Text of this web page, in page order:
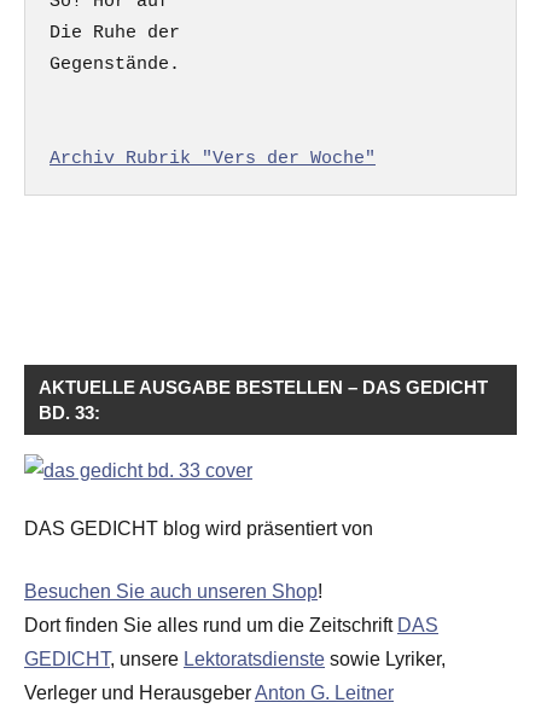
Die Ruhe der
Gegenstände.
Archiv Rubrik "Vers der Woche"
AKTUELLE AUSGABE BESTELLEN – DAS GEDICHT
BD. 33:
DAS GEDICHT blog wird präsentiert von
Besuchen Sie auch unseren Shop!
Dort finden Sie alles rund um die Zeitschrift DAS
GEDICHT, unsere Lektoratsdienste sowie Lyriker,
Verleger und HerausgeberAnton G. Leitner